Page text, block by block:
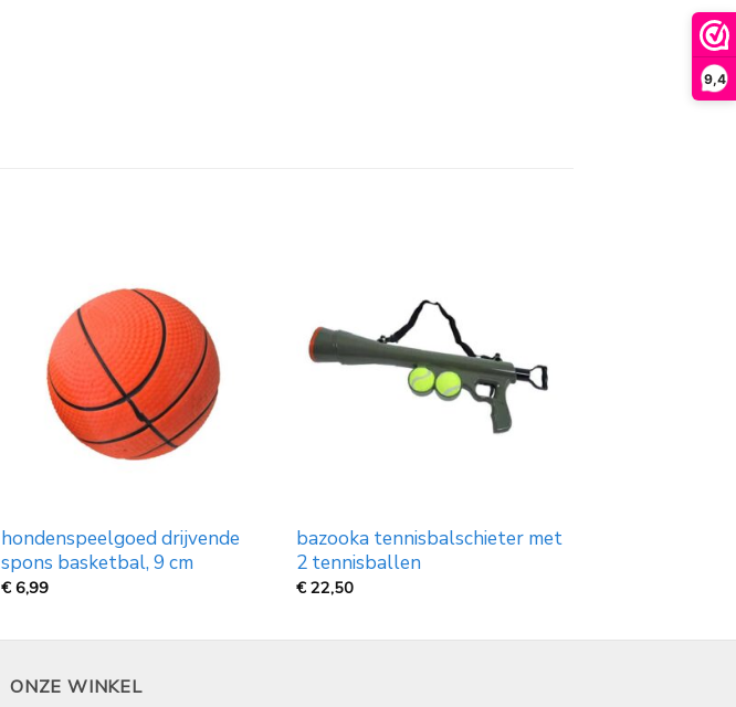
9,4
hondenspeelgoed drijvende
spons basketbal, 9 cm
€6,99
bazooka tennisbalschieter met
2 tennisballen
€ 22,50
ONZE WINKEL